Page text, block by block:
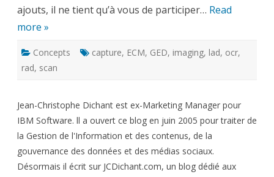
ajouts, il ne tient qu’à vous de participer… Read
more »
Concepts capture, ECM, GED, imaging, lad, ocr,
rad, scan
Jean-Christophe Dichant est ex-Marketing Manager pour
IBM Software. ll a ouvert ce blog en juin 2005 pour traiter de
la Gestion de l'Information et des contenus, de la
gouvernance des données et des médias sociaux.
Désormais il écrit sur JCDichant.com, un blog dédié aux